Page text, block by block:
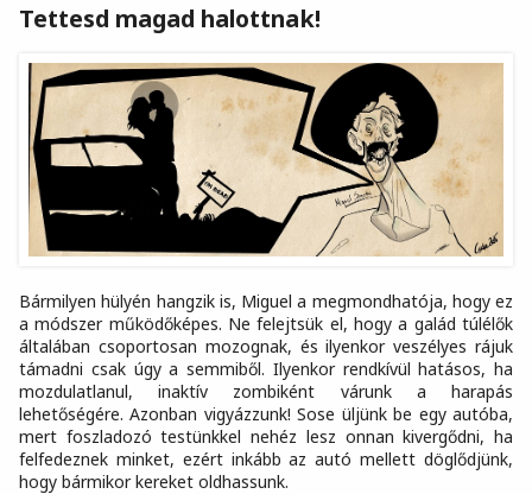
Tettesd magad halottnak!
Bármilyen hülyén hangzik is, Miguel a megmondhatója, hogy ez
a módszer működőképes. Ne felejtsük el, hogy a galád túlélők
általában csoportosan mozognak, és ilyenkor veszélyes rájuk
támadni csak úgy a semmiből. Ilyenkor rendkívül hatásos, ha
mozdulatlanul, inaktív zombiként várunk a harapás
lehetőségére. Azonban vigyázzunk! Sose üljünk be egy autóba,
mert foszladozó testünkkel nehéz lesz onnan kivergődni, ha
felfedeznek minket, ezért inkább az autó mellett döglődjünk,
hogy bármikor kereket oldhassunk.